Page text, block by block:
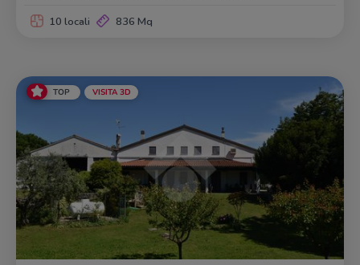
10 locali 836 Mq
TOP VISITA 3D